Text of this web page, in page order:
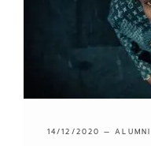
14/12/2020 —ALUMNI